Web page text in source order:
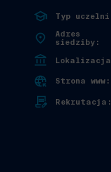
Typ
Adres
siedziby:
Strona www:
Rekrutacja: